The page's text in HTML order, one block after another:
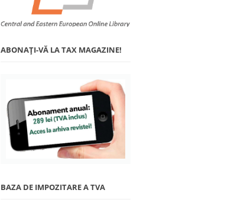
ABONAŢI-VĂ LA TAX MAGAZINE!
BAZA DE IMPOZITARE A TVA